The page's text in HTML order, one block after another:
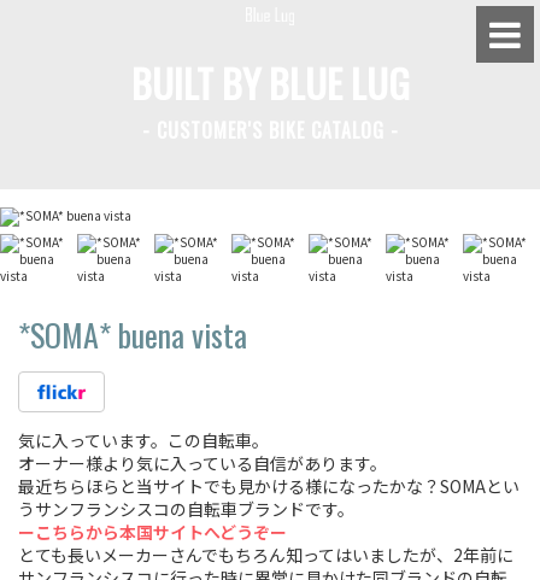
*SOMA*buena vista
気に入っています。この自転車。
オーナー様より気に入っている自信があります。
最近ちらほらと当サイトでも見かける様になったかな？SOMAとい
うサンフランシスコの自転車ブランドです。
ーこちらから本国サイトへどうぞー
とても長いメーカーさんでもちろん知ってはいましたが、2年前に
BLUE LUG YOYOGI PARK
Everyday Bike
Fixed Gear / Single Speed
Road Bike